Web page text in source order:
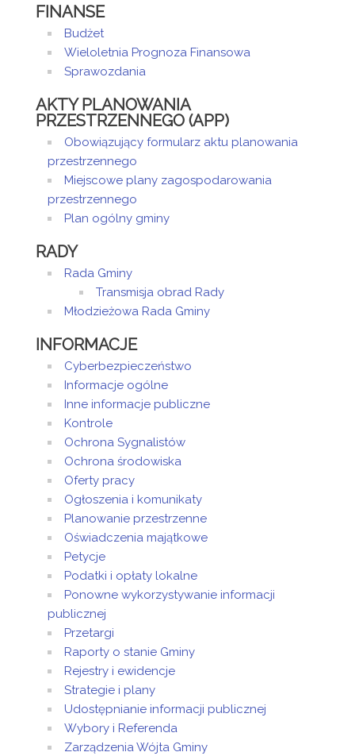
został
Artykuł
zmieniony.
04 listopad
2019 11:50
Artykuł
został
zmieniony.
04 listopad
Sztor
zmieniony.
Artykuł
zmieniony.
11:31
Artykuł
został
zmieniony.
poniedziałek,
11:38
Artykuł
został
zmieniony.
12:48
Artykuł
został
zmieniony.
piątek, 22
12:48
Artykuł
został
zmieniony.
2026 12:53
FINANSE
Budżet
Wieloletnia Prognoza Finansowa
Sprawozdania
AKTY PLANOWANIA
PRZESTRZENNEGO (APP)
Obowiązujący formularz aktu planowania
przestrzennego
Miejscowe plany zagospodarowania
przestrzennego
Plan ogólny gminy
RADY
Rada Gminy
Transmisja obrad Rady
Młodzieżowa Rada Gminy
INFORMACJE
Cyberbezpieczeństwo
Informacje ogólne
Inne informacje publiczne
Kontrole
Ochrona Sygnalistów
Ochrona środowiska
Oferty pracy
Ogłoszenia i komunikaty
Planowanie przestrzenne
Oświadczenia majątkowe
Petycje
Podatki i opłaty lokalne
Ponowne wykorzystywanie informacji
publicznej
Przetargi
Raporty o stanie Gminy
Rejestry i ewidencje
Strategie i plany
Udostępnianie informacji publicznej
Wybory i Referenda
Zarządzenia Wójta Gminy